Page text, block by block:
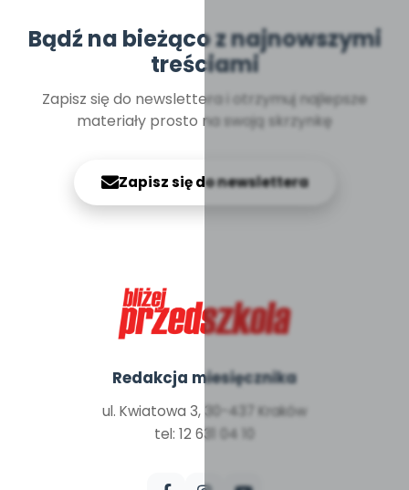
Bądź na bieżąco z najnowszymi
treściami
Zapisz się do newslettera i otrzymuj najlepsze
materiały prosto na swoją skrzynkę
Zapisz się do newslettera
Redakcja miesięcznika
ul. Kwiatowa 3, 30-437 Kraków
tel: 12 631 04 10